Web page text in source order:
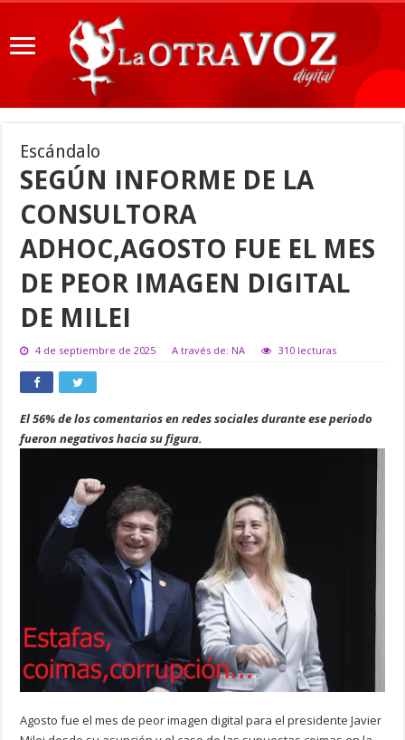
Escándalo
SEGÚN INFORME DE LA
CONSULTORA
ADHOC,AGOSTO FUE EL MES
DE PEOR IMAGEN DIGITAL
DE MILEI
4 de septiembre de 2025 A través de: NA 310 lecturas
El 56% de los comentarios en redes sociales durante ese periodo
fueron negativos hacia su figura.
Agosto fue el mes de peor imagen digital para el presidente Javier